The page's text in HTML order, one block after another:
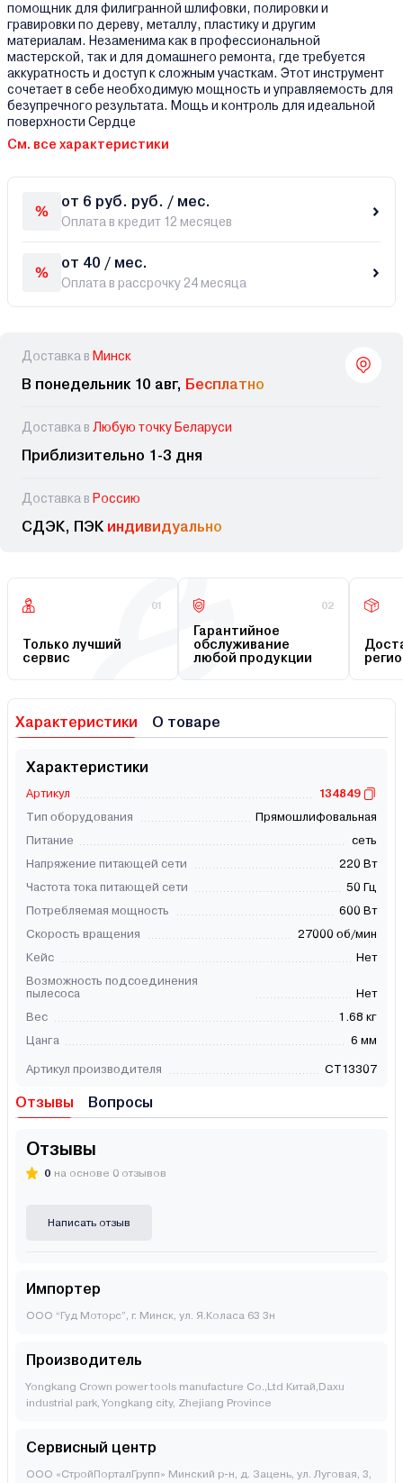
помощник для филигранной шлифовки, полировки и
гравировки по дереву, металлу, пластику и другим
материалам. Незаменима как в профессиональной
мастерской, так и для домашнего ремонта, где требуется
аккуратность и доступ к сложным участкам. Этот инструмент
сочетает в себе необходимую мощность и управляемость для
безупречного результата. Мощь и контроль для идеальной
поверхности Сердце
См. все характеристики
от 6 руб. руб. / мес.
Оплата в кредит 12 месяцев
от 40 / мес.
Оплата в рассрочку 24 месяца
Доставка в Минск
В понедельник 10 авг, Бесплатно
Доставка в Любую точку Беларуси
Приблизительно 1-3 дня
Доставка в Россию
СДЭК, ПЭК индивидуально
01
Только лучший
сервис
02
Гарантийное
обслуживание
любой продукции
Характеристики О товаре
Характеристики
Артикул
134849
Тип оборудования
Прямошлифовальная
Питание
сеть
Напряжение питающей сети
220 Вт
Частота тока питающей сети
50 Гц
Потребляемая мощность
600 Вт
Скорость вращения
27000 об/мин
Кейс
Нет
Возможность подсоединения
пылесоса
Нет
Вес
1.68 кг
Цанга
6 мм
Артикул производителя CT13307
Отзывы Вопросы
Отзывы
0 на основе 0 отзывов
Написать отзыв
Импортер
ООО “Гуд Моторс”, г. Минск, ул. Я.Коласа 63 3н
Производитель
Yongkang Crown power tools manufacture Co.,Ltd Китай,Daxu
industrial park, Yongkang city, Zhejiang Province
Сервисный центр
ООО «СтройПорталГрупп» Минский р-н, д. Зацень, ул. Луговая, 3,